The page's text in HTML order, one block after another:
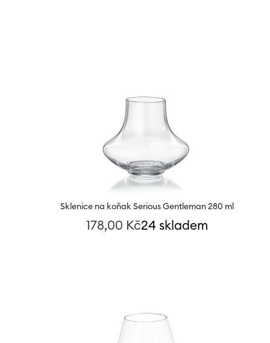
Sklenice na koňak Serious Gentleman 280 ml
178,00 Kč24 skladem